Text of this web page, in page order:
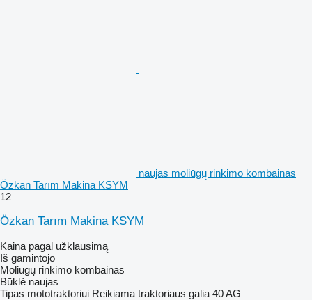
naujas moliūgų rinkimo kombainas
Özkan Tarım Makina KSYM
12
Özkan Tarım Makina KSYM
Kaina pagal užklausimą
Iš gamintojo
Moliūgų rinkimo kombainas
Būklė naujas
Tipas mototraktoriui Reikiama traktoriaus galia 40 AG